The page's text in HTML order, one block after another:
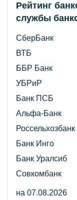
Рейтинг
службы
СберБанк
ВТБ
ББР Банк
УБРиР
Банк ПСБ
Альфа-Банк
Россельхозбанк
Банк Инго
Банк Уралсиб
Совкомбанк
на 07.08.2026